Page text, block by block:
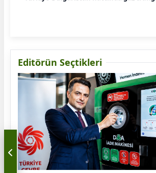
Editörün Seçtikleri